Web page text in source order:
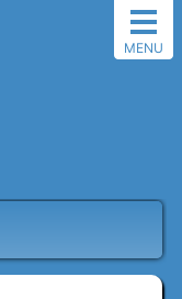
MENU